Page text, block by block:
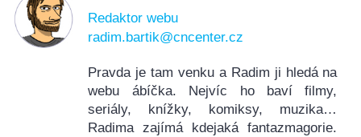
Redaktor webu
radim.bartik@cncenter.cz
Pravda je tam venku a Radim ji hledá na
webu ábíčka. Nejvíc ho baví filmy,
seriály, knížky, komiksy, muzika…
Radima zajímá kdejaká fantazmagorie.